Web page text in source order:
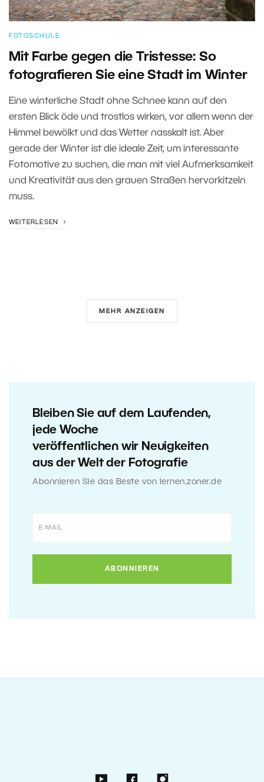
FOTOSCHULE
Mit Farbe gegen die Tristesse: So
fotografieren Sie eine Stadt im Winter
Eine winterliche Stadt ohne Schnee kann auf den
ersten Blick öde und trostlos wirken, vor allem wenn der
Himmel bewölkt und das Wetter nasskalt ist. Aber
gerade der Winter ist die ideale Zeit, um interessante
Fotomotive zu suchen, die man mit viel Aufmerksamkeit
und Kreativität aus den grauen Straßen hervorkitzeln
muss.
WEITERLESEN
MEHR ANZEIGEN
Bleiben Sie auf dem Laufenden,
jede Woche
veröffentlichen wir Neuigkeiten
aus der Welt der Fotografie
Abonnieren Sie das Beste von lernen.zoner.de